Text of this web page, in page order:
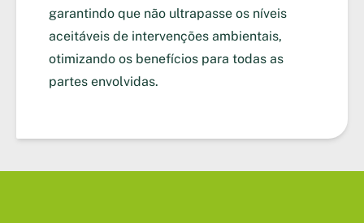
garantindo que não ultrapasse os níveis
aceitáveis de intervenções ambientais,
otimizando os benefícios para todas as
partes envolvidas.